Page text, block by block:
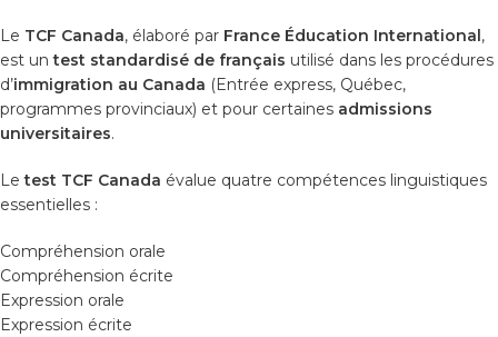
Le TCF Canada, élaboré par France Éducation International,
est untest standardisé de français utilisé dans les procédures
d’immigration au Canada (Entrée express, Québec,
programmes provinciaux) et pour certaines admissions
universitaires.
Letest TCF Canada évalue quatre compétences linguistiques
essentielles :
Compréhension orale
Compréhension écrite
Expression orale
Expression écrite